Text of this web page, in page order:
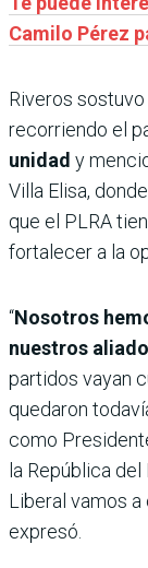
Camilo Pérez
Riveros
recorriendo el
unidad y
Villa Elisa,
que el PLRA
fortalecer a la
“Nosotros
nuestros
partidos vayan
quedaron
como
la República
Liberal vamos a
expresó.